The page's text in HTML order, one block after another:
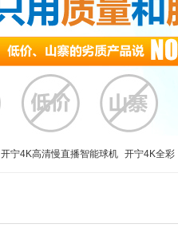
开宁4K高清慢直播智能球机 开宁4K全彩